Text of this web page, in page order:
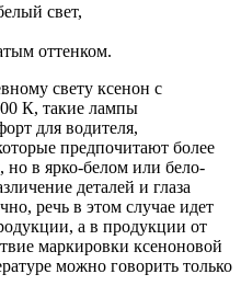
свет,
оттенком.
свету ксенон с
К, такие лампы
для водителя,
предпочитают более
но в ярко-белом или бело-
деталей и глаза
речь в этом случае идет
а в продукции от
маркировки ксеноновой
можно говорить только